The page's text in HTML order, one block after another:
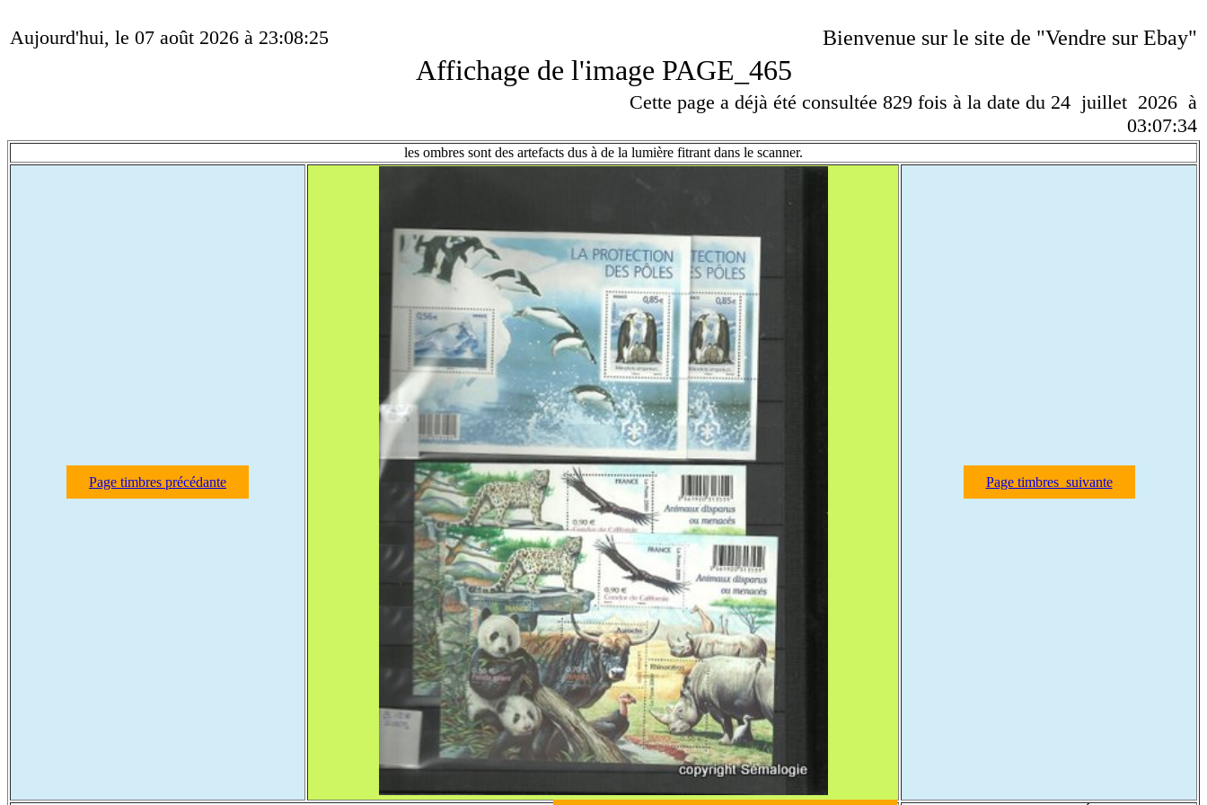
Aujourd'hui, le 07 août 2026 à 23:08:25 Bienvenue sur le site de "Vendre sur Ebay"
Affichage de l'image PAGE_465
Cette page a déjà été consultée 829 fois à la date du 24 juillet 2026 à
03:07:34
les ombres sont des artefacts dus à de la lumière fitrant dans le scanner.
Page timbres précédante Page timbres suivante